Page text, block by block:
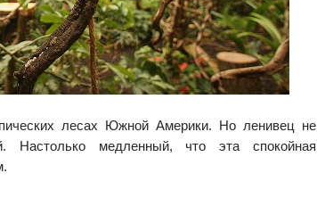
лесах Южной Америки. Но ленивец не
медленный, что эта спокойная